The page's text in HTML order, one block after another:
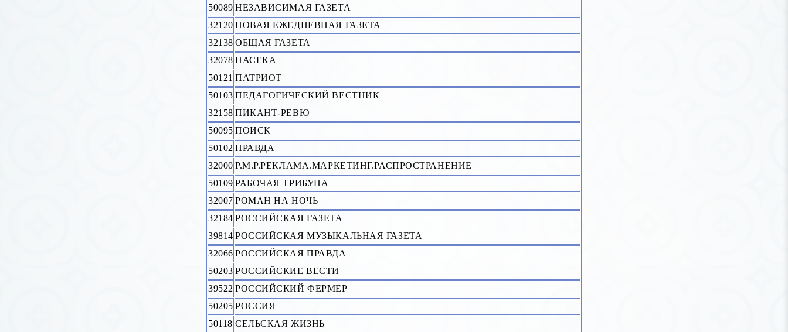
50089 НЕЗАВИСИМАЯ ГАЗЕТА
32120 НОВАЯ ЕЖЕДНЕВНАЯ ГАЗЕТА
32138 ОБЩАЯ ГАЗЕТА
32078 ПАСЕКА
50121 ПАТРИОТ
50103 ПЕДАГОГИЧЕСКИЙ ВЕСТHИК
32158 ПИКАНТ-РЕВЮ
50095 ПОИСК
50102 ПРАВДА
32000 Р.М.Р.РЕКЛАМА.МАРКЕТИНГ.РАСПРОСТРАНЕНИЕ
50109 РАБОЧАЯ ТРИБУНА
32007 РОМАН НА НОЧЬ
32184 РОССИЙСКАЯ ГАЗЕТА
39814 РОССИЙСКАЯ МУЗЫКАЛЬНАЯ ГАЗЕТА
32066 РОССИЙСКАЯ ПРАВДА
50203 РОССИЙСКИЕ ВЕСТИ
39522 РОССИЙСКИЙ ФЕРМЕР
50205 РОССИЯ
50118 СЕЛЬСКАЯ ЖИЗHЬ